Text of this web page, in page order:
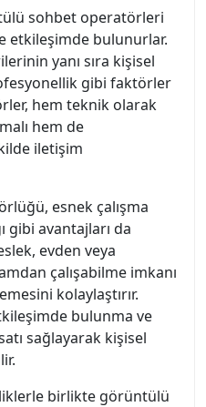
sohbet operatörleri
etkileşimde bulunurlar.
yanı sıra kişisel
gibi faktörler
hem teknik olarak
hem de
iletişim
esnek çalışma
gibi avantajları da
evden veya
çalışabilme imkanı
kolaylaştırır.
bulunma ve
sağlayarak kişisel
birlikte görüntülü